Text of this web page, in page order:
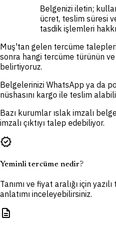
Belgenizi iletin;
ücret, teslim süresi
tasdik işlemleri
Muş'tan gelen tercüme
sonra hangi tercüme türünün ve
belirtiyoruz.
Belgelerinizi WhatsApp ya da
nüshasını kargo ile teslim
Bazı kurumlar ıslak imzalı
imzalı çıktıyı talep edebiliyor.
verified
Yeminli tercüme nedir?
Tanımı ve fiyat aralığı için
anlatımı inceleyebilirsiniz.
description